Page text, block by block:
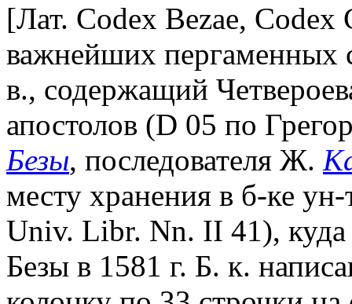
[Лат. Codex Bezae,
важнейших пергаменных
в., содержащий
апостолов (D 05 по
Безы, последователя Ж.
месту хранения в б-ке
Univ. Libr. Nn. II 41), куда
Безы в 1581 г. Б. к.